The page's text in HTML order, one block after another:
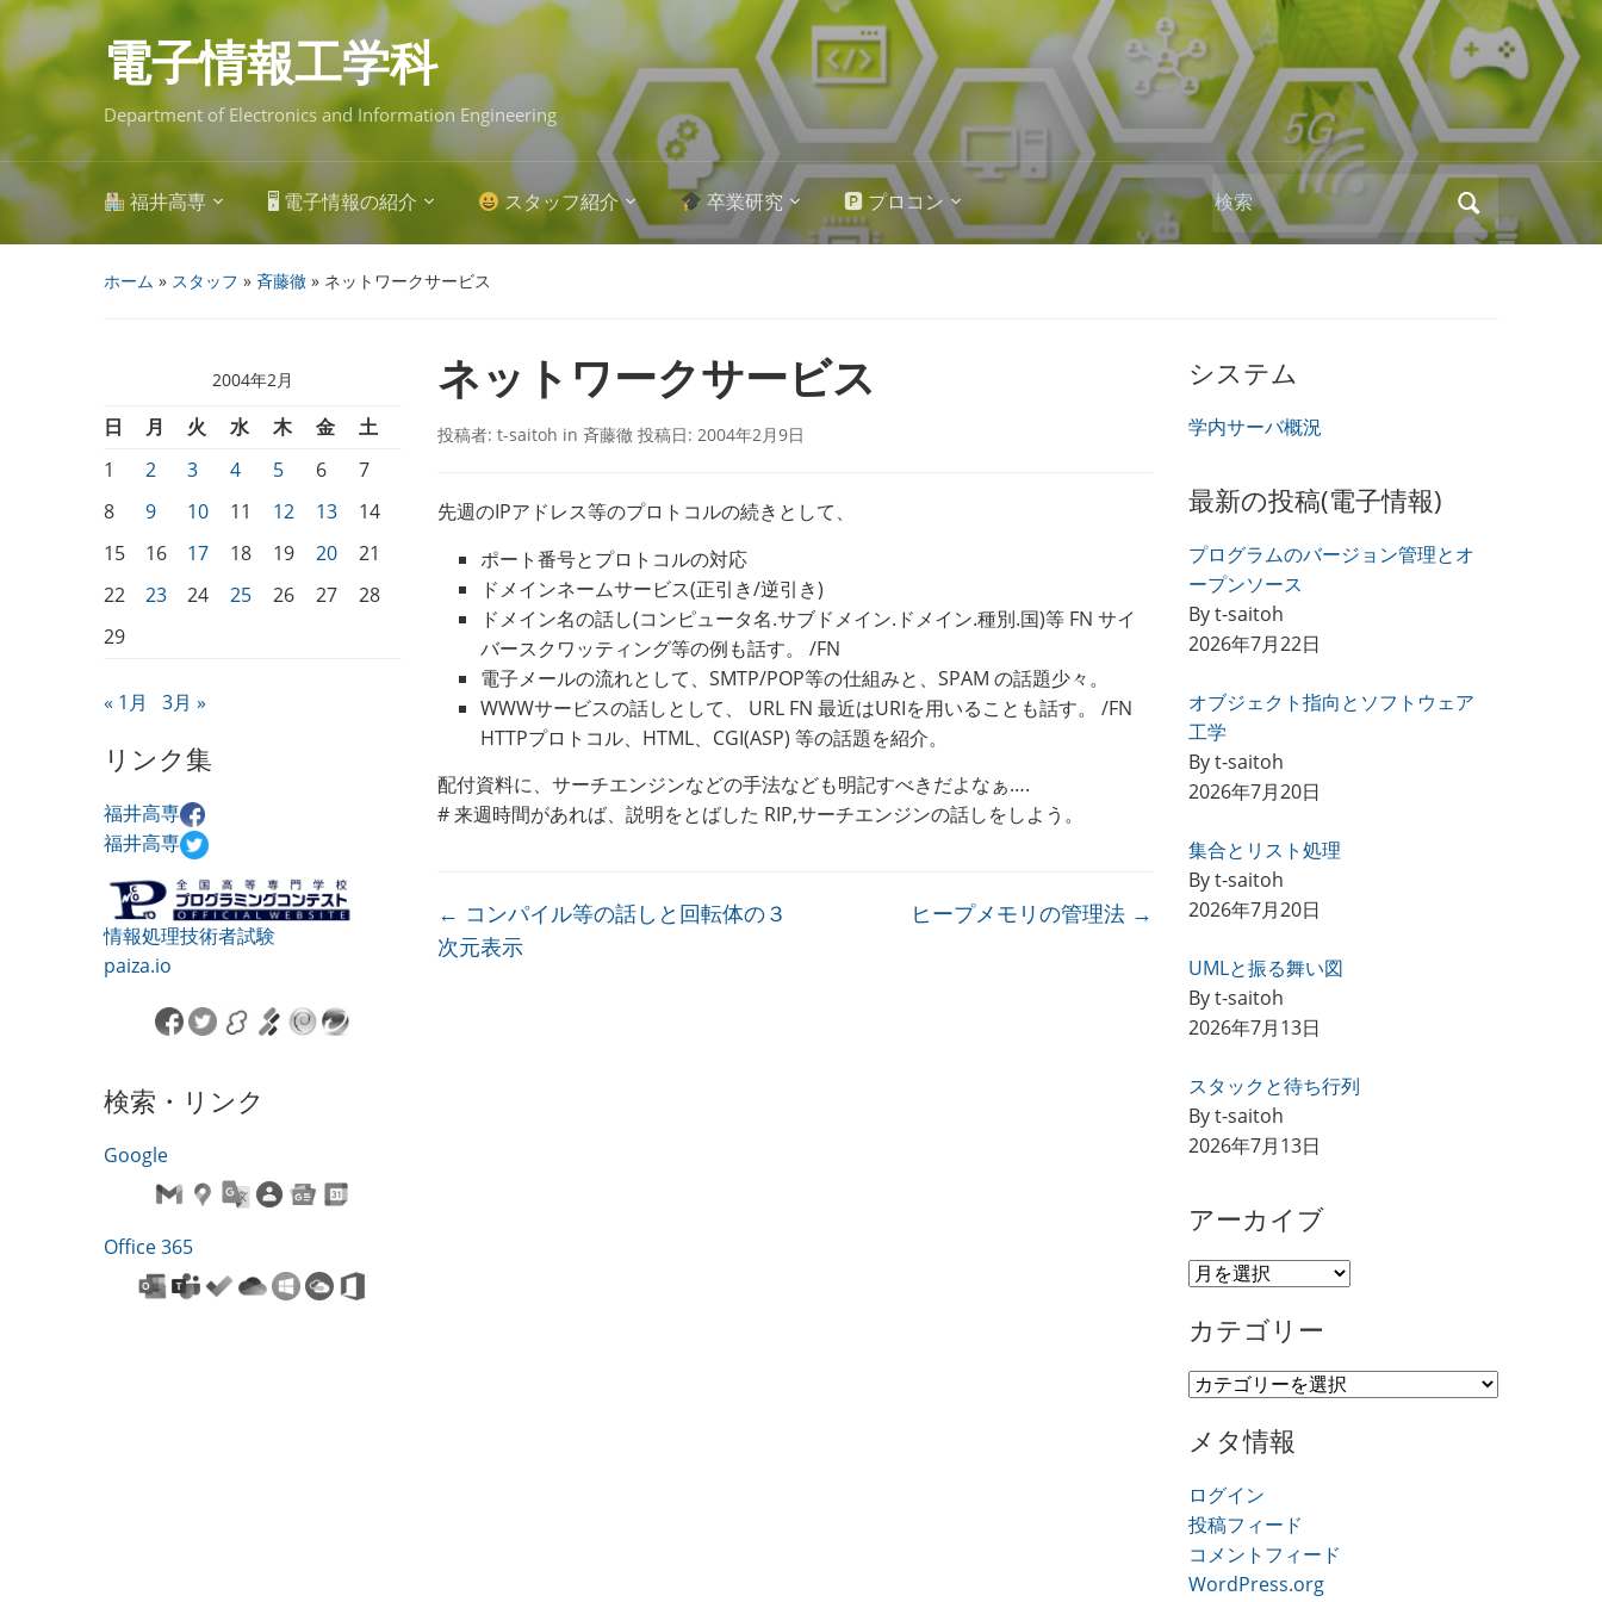
Skip
to
main
content 電子情報工学科
Department of Electronics and Information Engineering
福井高専 🖥 電子情報の紹介 スタッフ紹介 卒業研究 🅿 プロコン
Search
for:
ホーム » スタッフ » 斉藤徹 » ネットワークサービス
2004年2月
日 月 火 水 木 金
土
1
2 3 4 5 6
7
8
9 10 11 12 13
14
15
16 17 18 19 20
21
22
23 24 25 26 27
28
29
« 1月 3月 »
リンク集
福井高専
福井高専
情報処理技術者試験
paiza.io
検索・リンク
Google
Office 365
ネットワークサービス
投稿者: t-saitoh in 斉藤徹 投稿日: 2004年2月9日
先週のIPアドレス等のプロトコルの続きとして、
ポート番号とプロトコルの対応
ドメインネームサービス(正引き/逆引き)
ドメイン名の話し(コンピュータ名.サブドメイン.ドメイン.種別.国)等 FN サイ
バースクワッティング等の例も話す。 /FN
電子メールの流れとして、SMTP/POP等の仕組みと、SPAM の話題少々。
WWWサービスの話しとして、 URL FN 最近はURIを用いることも話す。 /FN
HTTPプロトコル、HTML、CGI(ASP) 等の話題を紹介。
配付資料に、サーチエンジンなどの手法なども明記すべきだよなぁ….
# 来週時間があれば、説明をとばした RIP,サーチエンジンの話しをしよう。
← コンパイル等の話しと回転体の３
次元表示
ヒープメモリの管理法 →
システム
学内サーバ概況
最新の投稿(電子情報)
プログラムのバージョン管理とオ
ープンソース
By t-saitoh
2026年7月22日
オブジェクト指向とソフトウェア
工学
By t-saitoh
2026年7月20日
集合とリスト処理
By t-saitoh
2026年7月20日
UMLと振る舞い図
By t-saitoh
2026年7月13日
スタックと待ち行列
By t-saitoh
2026年7月13日
アーカイブ
ア
カ
ブ
カテゴリー
カ
ゴ
ー
メタ情報
ログイン
投稿フィード
コメントフィード
WordPress.org